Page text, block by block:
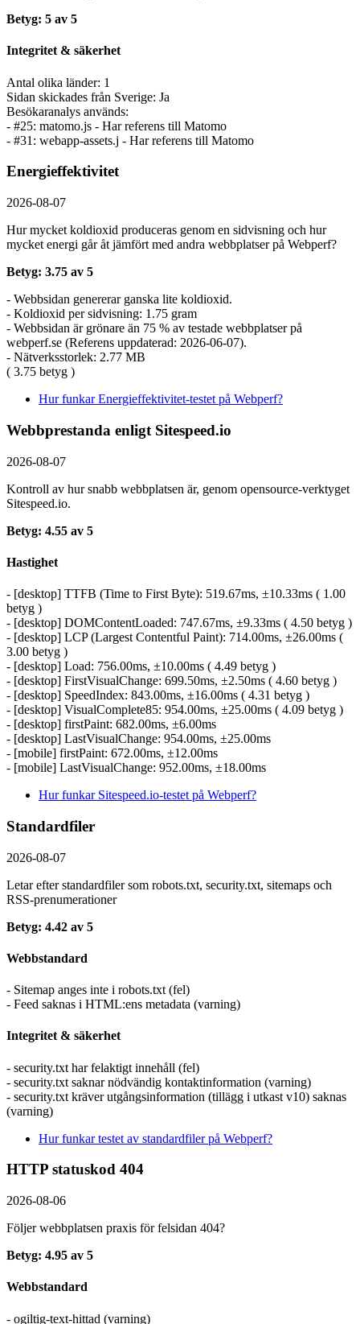
Betyg: 5 av 5
Integritet & säkerhet
Antal olika länder: 1
Sidan skickades från Sverige: Ja
Besökaranalys används:
- #25: matomo.js - Har referens till Matomo
- #31: webapp-assets.j - Har referens till Matomo
Energieffektivitet
2026-08-07
Hur mycket koldioxid produceras genom en sidvisning och hur
mycket energi går åt jämfört med andra webbplatser på Webperf?
Betyg: 3.75 av 5
- Webbsidan genererar ganska lite koldioxid.
- Koldioxid per sidvisning: 1.75 gram
- Webbsidan är grönare än 75 % av testade webbplatser på
webperf.se (Referens uppdaterad: 2026-06-07).
- Nätverksstorlek: 2.77 MB
( 3.75 betyg )
Hur funkar Energieffektivitet-testet på Webperf?
Webbprestanda enligt Sitespeed.io
2026-08-07
Kontroll av hur snabb webbplatsen är, genom opensource-verktyget
Sitespeed.io.
Betyg: 4.55 av 5
Hastighet
- [desktop] TTFB (Time to First Byte): 519.67ms, ±10.33ms ( 1.00
betyg )
- [desktop] DOMContentLoaded: 747.67ms, ±9.33ms ( 4.50 betyg )
- [desktop] LCP (Largest Contentful Paint): 714.00ms, ±26.00ms (
3.00 betyg )
- [desktop] Load: 756.00ms, ±10.00ms ( 4.49 betyg )
- [desktop] FirstVisualChange: 699.50ms, ±2.50ms ( 4.60 betyg )
- [desktop] SpeedIndex: 843.00ms, ±16.00ms ( 4.31 betyg )
- [desktop] VisualComplete85: 954.00ms, ±25.00ms ( 4.09 betyg )
- [desktop] firstPaint: 682.00ms, ±6.00ms
- [desktop] LastVisualChange: 954.00ms, ±25.00ms
- [mobile] firstPaint: 672.00ms, ±12.00ms
- [mobile] LastVisualChange: 952.00ms, ±18.00ms
Hur funkar Sitespeed.io-testet på Webperf?
Standardfiler
2026-08-07
Letar efter standardfiler som robots.txt, security.txt, sitemaps och
RSS-prenumerationer
Betyg: 4.42 av 5
Webbstandard
- Sitemap anges inte i robots.txt (fel)
- Feed saknas i HTML:ens metadata (varning)
Integritet & säkerhet
- security.txt har felaktigt innehåll (fel)
- security.txt saknar nödvändig kontaktinformation (varning)
- security.txt kräver utgångsinformation (tillägg i utkast v10) saknas
(varning)
Hur funkar testet av standardfiler på Webperf?
HTTP statuskod 404
2026-08-06
Följer webbplatsen praxis för felsidan 404?
Betyg: 4.95 av 5
Webbstandard
- ogiltig-text-hittad (varning)